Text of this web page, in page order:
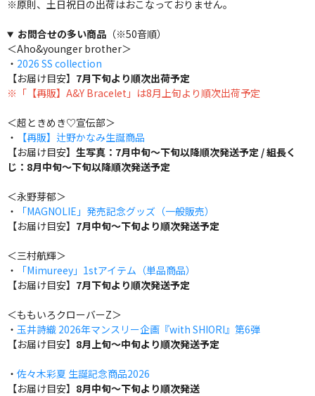
※原則、土日祝日の出荷はおこなっておりません。
お問合せの多い商品（※50音順）
＜Aho&younger brother＞
・ 2026 SS collection
【お届け目安】 7月下旬より順次出荷予定
※「【再販】A&Y Bracelet」は8月上旬より順次出荷予定
＜超ときめき♡宣伝部＞
・
【再販】辻野かなみ生誕商品
【お届け目安】 生写真：7月中旬～下旬以降順次発送予定 / 組長く
じ：8月中旬～下旬以降順次発送予定
＜永野芽郁＞
・
「MAGNOLIE」発売記念グッズ（一般販売）
【お届け目安】 7月中旬～下旬より順次発送予定
＜三村航輝＞
・
「Mimureey」1stアイテム（単品商品）
【お届け目安】 7月下旬より順次発送予定
＜ももいろクローバーZ＞
・ 玉井詩織 2026年マンスリー企画『with SHIORI』第6弾
【お届け目安】 8月上旬～中旬より順次発送予定
・ 佐々木彩夏 生誕記念商品2026
【お届け目安】 8月中旬～下旬より順次発送